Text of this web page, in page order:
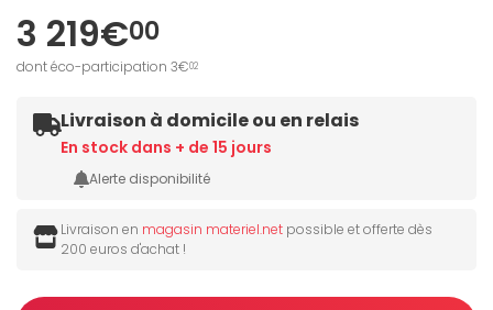
3 219€00
dont éco-participation 3€02
Livraison à domicile ou en relais
En stock dans + de 15 jours
Alerte disponibilité
Livraison en magasin materiel.net possible et offerte dès
200 euros d'achat !